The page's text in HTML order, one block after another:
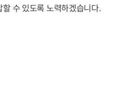
수 있도록 노력하겠습니다.